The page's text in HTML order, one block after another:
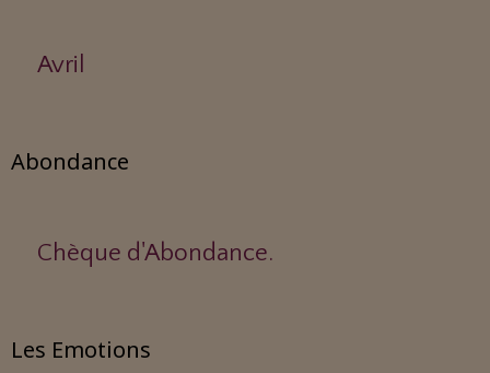
Avril
Abondance
Chèque d'Abondance.
Les Emotions